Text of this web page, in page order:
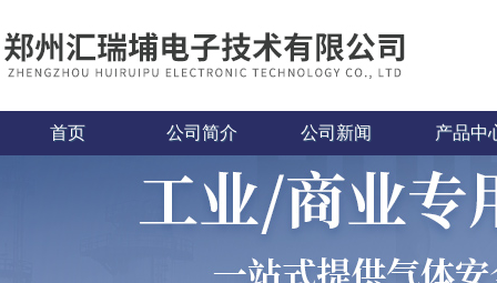
首页 公司简介 公司新闻 产品中